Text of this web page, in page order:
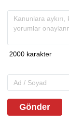
Gönder